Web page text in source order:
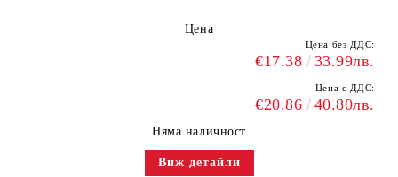
Цена
Цена без ДДС:
€17.38 33.99лв.
Цена с ДДС:
€20.86 40.80лв.
Няма наличност
Виж детайли